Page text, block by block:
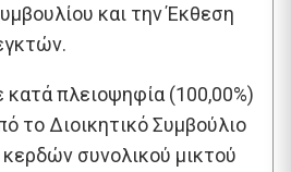
και την Έκθεση
κατά πλειοψηφία (100,00%)
το Διοικητικό Συμβούλιο
συνολικού μικτού